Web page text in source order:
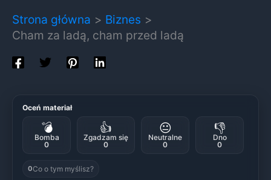
Strona główna
Biznes
Cham za ladą, cham przed ladą
Oceń materiał
💣
Bomba
0
👍
Zgadzam się
0
😐
Neutralne
0
👎
Dno
0
0Co o tym myślisz?